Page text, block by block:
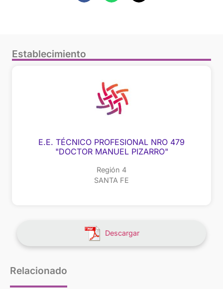
Establecimiento
E.E. TÉCNICO PROFESIONAL NRO 479
"DOCTOR MANUEL PIZARRO"
Región 4
SANTA FE
Descargar
Relacionado